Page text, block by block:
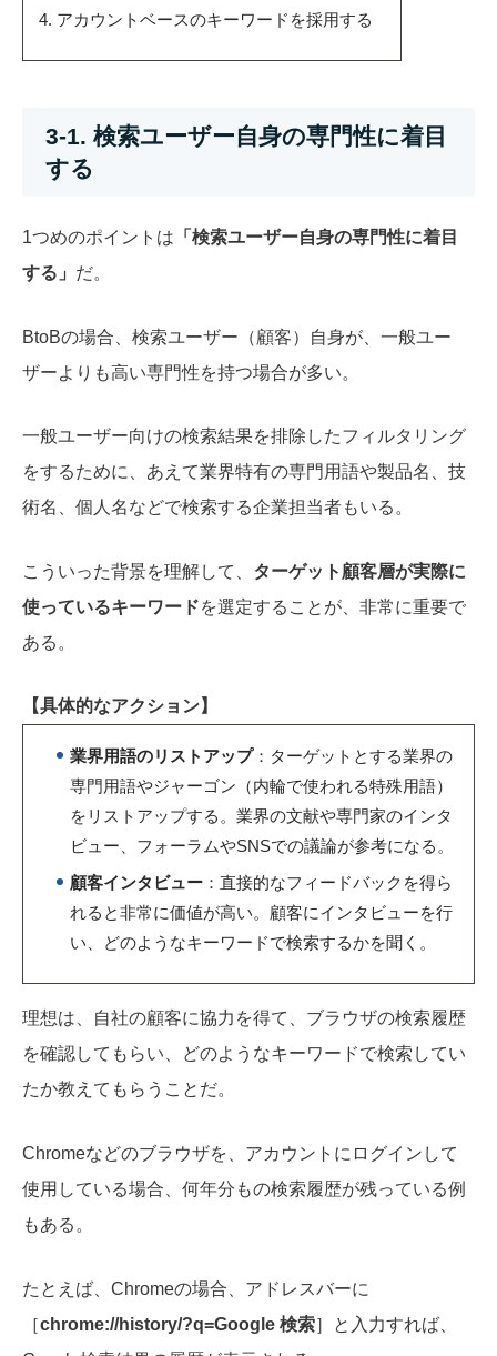
アカウントベースのキーワードを採用する
3-1. 検索ユーザー自身の専門性に着目
する
1つめのポイントは 「検索ユーザー自身の専門性に着目
する」 だ。
BtoBの場合、検索ユーザー（顧客）自身が、一般ユー
ザーよりも高い専門性を持つ場合が多い。
一般ユーザー向けの検索結果を排除したフィルタリング
をするために、あえて業界特有の専門用語や製品名、技
術名、個人名などで検索する企業担当者もいる。
こういった背景を理解して、 ターゲット顧客層が実際に
使っているキーワードを選定することが、非常に重要で
ある。
【具体的なアクション】
業界用語のリストアップ：ターゲットとする業界の
専門用語やジャーゴン（内輪で使われる特殊用語）
をリストアップする。業界の文献や専門家のインタ
ビュー、フォーラムやSNSでの議論が参考になる。
顧客インタビュー ：直接的なフィードバックを得ら
れると非常に価値が高い。顧客にインタビューを行
い、どのようなキーワードで検索するかを聞く。
理想は、自社の顧客に協力を得て、ブラウザの検索履歴
を確認してもらい、どのようなキーワードで検索してい
たか教えてもらうことだ。
Chromeなどのブラウザを、アカウントにログインして
使用している場合、何年分もの検索履歴が残っている例
もある。
たとえば、Chromeの場合、アドレスバーに
［chrome://history/?q=Google 検索］と入力すれば、